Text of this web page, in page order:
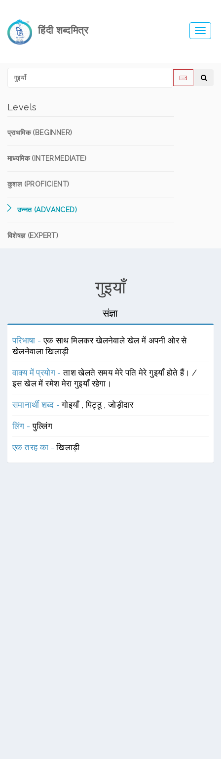
हिंदी शब्दमित्र
Levels
प्राथमिक (BEGINNER)
माध्यमिक (INTERMEDIATE)
कुशल (PROFICIENT)
उन्नत (ADVANCED)
विशेषज्ञ (EXPERT)
गुइयाँ
संज्ञा
परिभाषा -एक साथ मिलकर खेलनेवाले खेल में अपनी ओर से
खेलनेवाला खिलाड़ी
वाक्य में प्रयोग -ताश खेलते समय मेरे पति मेरे गुइयाँ होते हैं। /
इस खेल में रमेश मेरा गुइयाँ रहेगा।
समानार्थी शब्द -गोइयाँ ,पिट्ठू ,जोड़ीदार
लिंग -पुल्लिंग
एक तरह का -खिलाड़ी